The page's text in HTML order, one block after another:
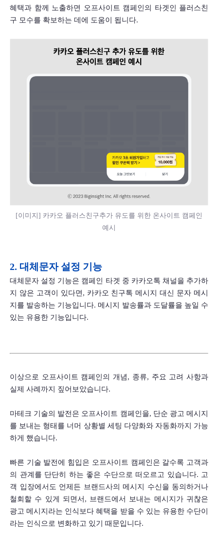
혜택과 함께 노출하면 오프사이트 캠페인의 타겟인 플러스친
구 모수를 확보하는 데에 도움이 됩니다.
예시
2. 대체문자 설정 기능
대체문자 설정 기능은 캠페인 타겟 중 카카오톡 채널을 추가하
지 않은 고객이 있다면, 카카오 친구톡 메시지 대신 문자 메시
지를 발송하는 기능입니다. 메시지 발송률과 도달률을 높일 수
있는 유용한 기능입니다.
이상으로 오프사이트 캠페인의 개념, 종류, 주요 고려 사항과
실제 사례까지 짚어보았습니다.
마테크 기술의 발전은 오프사이트 캠페인을, 단순 광고 메시지
를 보내는 형태를 너머 상황별 세팅 다양화와 자동화까지 가능
하게 했습니다.
빠른 기술 발전에 힘입은 오프사이트 캠페인은 갈수록 고객과
의 관계를 단단히 하는 좋은 수단으로 떠오르고 있습니다. 고
객 입장에서도 언제든 브랜드사의 메시지 수신을 동의하거나
철회할 수 있게 되면서, 브랜드에서 보내는 메시지가 귀찮은
광고 메시지라는 인식보다 혜택을 받을 수 있는 유용한 수단이
라는 인식으로 변화하고 있기 때문입니다.